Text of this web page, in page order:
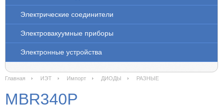
Электрические соединители
Электровакуумные приборы
Электронные устройства
Главная ИЭТ Импорт ДИОДЫ РАЗНЫЕ
MBR340P